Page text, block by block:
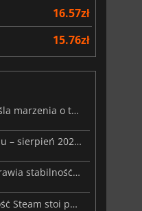
16.57zł
15.76zł
Wyciek ceny Steam Frame przekreśla marzenia o tanim zestawie VR
Premiery gier wideo w tym tygodniu – sierpień 2026 r. (32. tydzień)
Nowa aktualizacja w Palworld poprawia stabilność Sunreach i walk z bossami
Projekt Helix znów w grze, przyszłość Steam stoi pod znakiem zapytania